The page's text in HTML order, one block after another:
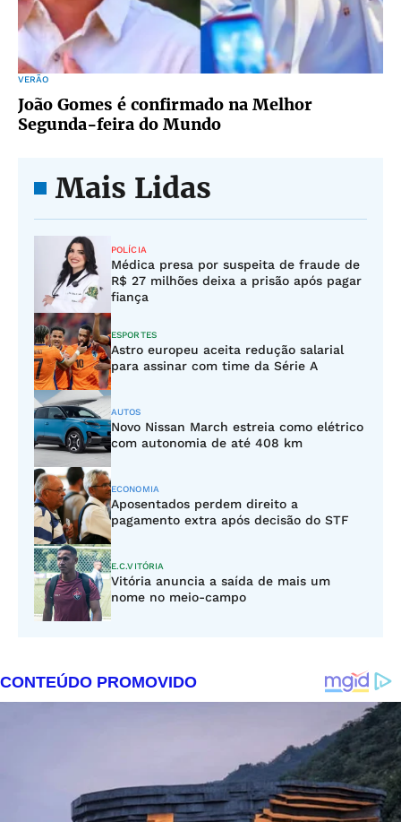
VERÃO
João Gomes é confirmado na Melhor
Segunda-feira do Mundo
Mais Lidas
POLÍCIA
Médica presa por suspeita de fraude de
R$ 27 milhões deixa a prisão após pagar
fiança
ESPORTES
Astro europeu aceita redução salarial
para assinar com time da Série A
AUTOS
Novo Nissan March estreia como elétrico
com autonomia de até 408 km
ECONOMIA
Aposentados perdem direito a
pagamento extra após decisão do STF
E.C.VITÓRIA
Vitória anuncia a saída de mais um
nome no meio-campo